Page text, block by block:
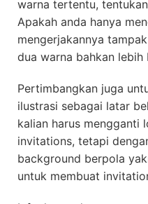
warna tertentu,
Apakah anda hanya
mengerjakannya
dua warna bahkan lebih
Pertimbangkan juga
ilustrasi sebagai latar
kalian harus mengganti
invitations, tetapi
background berpola
untuk membuat